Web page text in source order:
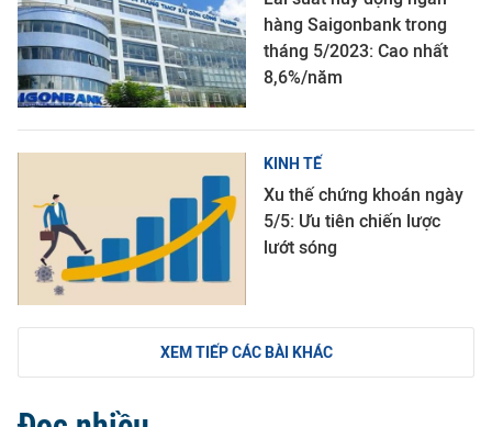
hàng Saigonbank trong
tháng 5/2023: Cao nhất
8,6%/năm
KINH TẾ
Xu thế chứng khoán ngày
5/5: Ưu tiên chiến lược
lướt sóng
XEM TIẾP CÁC BÀI KHÁC